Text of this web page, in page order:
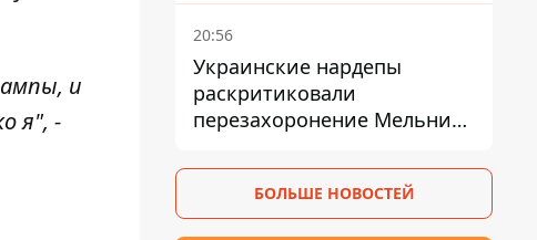
и
я", -
20:56
Украинские нардепы
раскритиковали
перезахоронение Мельника
дипломатической изоляции
БОЛЬШЕ НОВОСТЕЙ